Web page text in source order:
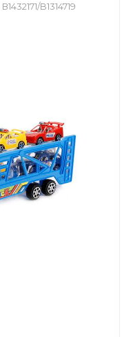
В1432171/B1314719